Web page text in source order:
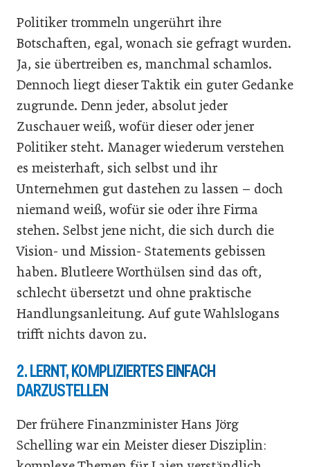
Politiker trommeln ungerührt ihre
Botschaften, egal, wonach sie gefragt wurden.
Ja, sie übertreiben es, manchmal schamlos.
Dennoch liegt dieser Taktik ein guter Gedanke
zugrunde. Denn jeder, absolut jeder
Zuschauer weiß, wofür dieser oder jener
Politiker steht. Manager wiederum verstehen
es meisterhaft, sich selbst und ihr
Unternehmen gut dastehen zu lassen – doch
niemand weiß, wofür sie oder ihre Firma
stehen. Selbst jene nicht, die sich durch die
Vision- und Mission- Statements gebissen
haben. Blutleere Worthülsen sind das oft,
schlecht übersetzt und ohne praktische
Handlungsanleitung. Auf gute Wahlslogans
trifft nichts davon zu.
2. LERNT, KOMPLIZIERTES EINFACH
DARZUSTELLEN
Der frühere Finanzminister Hans Jörg
Schelling war ein Meister dieser Disziplin: